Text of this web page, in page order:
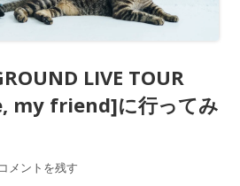
LIVE TOUR
my friend]に行ってみ
コメントを残す